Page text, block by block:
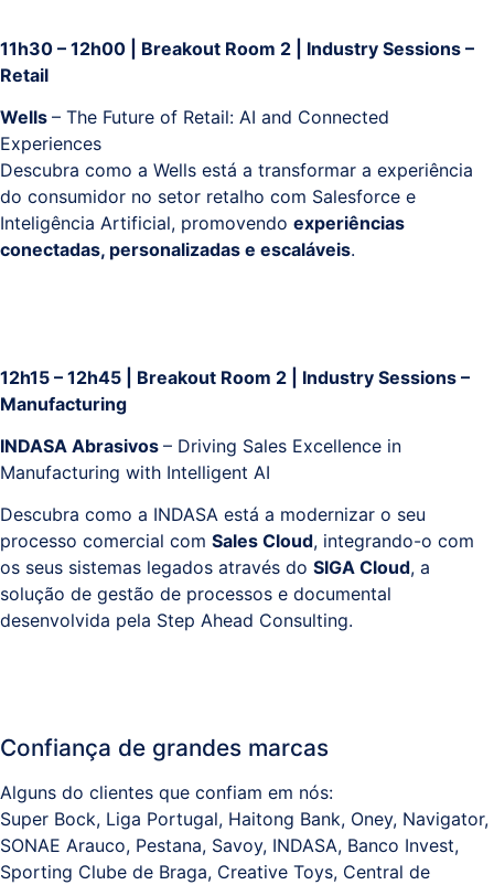
11h30 – 12h00 | Breakout Room 2 | Industry Sessions –
Retail
Wells – The Future of Retail: AI and Connected
Experiences
Descubra como a Wells está a transformar a experiência
do consumidor no setor retalho com Salesforce e
Inteligência Artificial, promovendo experiências
conectadas, personalizadas e escaláveis.
12h15 – 12h45 | Breakout Room 2 | Industry Sessions –
Manufacturing
INDASA Abrasivos – Driving Sales Excellence in
Manufacturing with Intelligent AI
Descubra como a INDASA está a modernizar o seu
processo comercial com Sales Cloud, integrando-o com
os seus sistemas legados através do SIGA Cloud, a
solução de gestão de processos e documental
desenvolvida pela Step Ahead Consulting.
Confiança de grandes marcas
Alguns do clientes que confiam em nós:
Super Bock, Liga Portugal, Haitong Bank, Oney, Navigator,
SONAE Arauco, Pestana, Savoy, INDASA, Banco Invest,
Sporting Clube de Braga, Creative Toys, Central de